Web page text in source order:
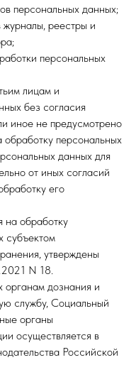
персональных данных;
реестры и
персональных
лицам и
без согласия
иное не предусмотрено
персональных
данных для
от иных согласий
его
на обработку
субъектом
утверждены
N 18.
органам дознания и
службу, Социальный
органы
осуществляется в
Российской